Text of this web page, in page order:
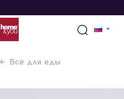
Всё для еды